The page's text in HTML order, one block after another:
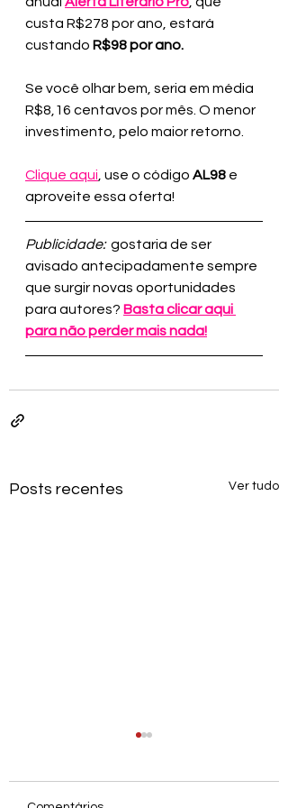
custa R$278 por ano, estará
custando R$98 por ano.
Se você olhar bem, seria em média
R$8,16 centavos por mês. O menor
investimento, pelo maior retorno.
Clique aqui, use o código AL98 e
aproveite essa oferta!
Publicidade:
  gostaria de ser
avisado antecipadamente sempre
que surgir novas oportunidades
para autores? Basta clicar aqui
para não perder mais nada!
Posts recentes Ver tudo